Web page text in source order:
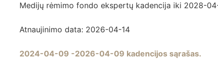
Medijų rėmimo fondo ekspertų kadencija iki 2028-
Atnaujinimo data: 2026-04-14
2024-04-09 -2026-04-09 kadencijos sąrašas.